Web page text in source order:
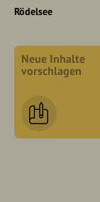
Rödelsee
Neue Inhalte
vorschlagen